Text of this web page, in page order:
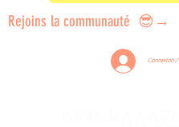
Rejoins la communauté 😎→
Connexion